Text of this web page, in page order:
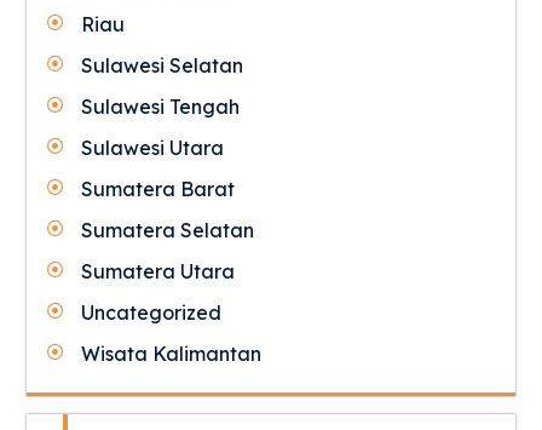
Riau
Sulawesi Selatan
Sulawesi Tengah
Sulawesi Utara
Sumatera Barat
Sumatera Selatan
Sumatera Utara
Uncategorized
Wisata Kalimantan